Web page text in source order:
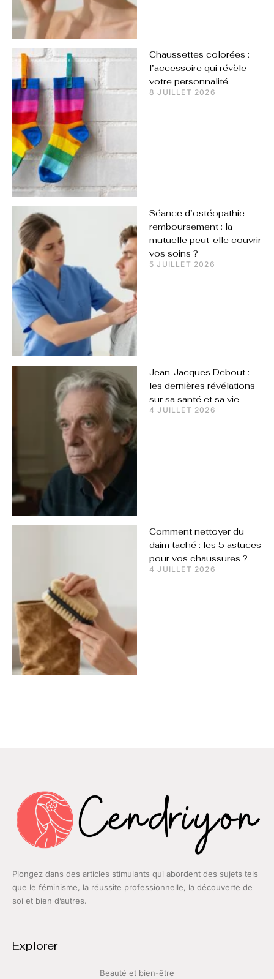
Chaussettes colorées :
l’accessoire qui révèle
votre personnalité
8 JUILLET 2026
Séance d’ostéopathie
remboursement : la
mutuelle peut-elle couvrir
vos soins ?
5 JUILLET 2026
Jean-Jacques Debout :
les dernières révélations
sur sa santé et sa vie
4 JUILLET 2026
Comment nettoyer du
daim taché : les 5 astuces
pour vos chaussures ?
4 JUILLET 2026
Plongez dans des articles stimulants qui abordent des sujets tels
que le féminisme, la réussite professionnelle, la découverte de
soi et bien d’autres.
Explorer
Beauté et bien-être